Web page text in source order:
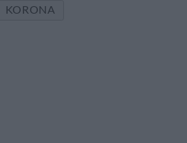
KORONA